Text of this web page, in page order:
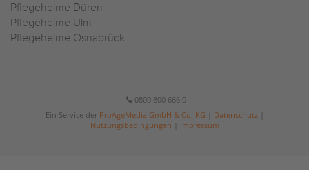
Pflegeheime Düren
Pflegeheime Ulm
Pflegeheime Osnabrück
0800 800 666 0
Ein Service der ProAgeMedia GmbH & Co. KG Datenschutz|
Nutzungsbedingungen
Impressum